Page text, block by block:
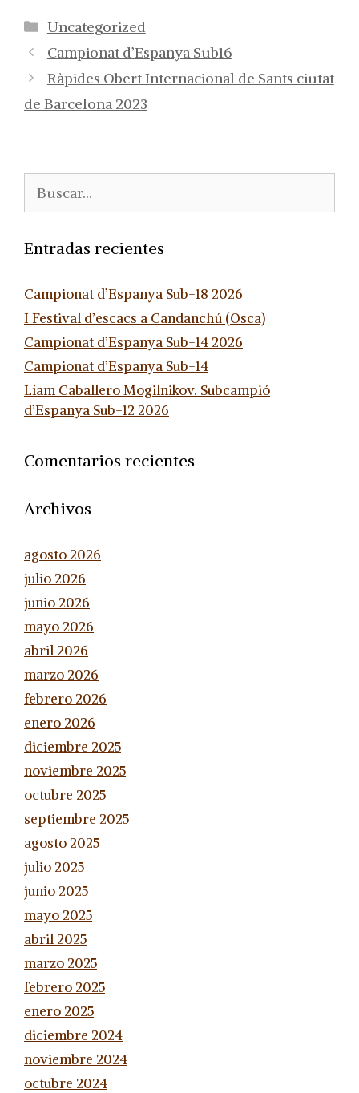
Categorías
Uncategorized
Campionat d’Espanya Sub16
Ràpides Obert Internacional de Sants ciutat
de Barcelona 2023
Entradas recientes
Campionat d’Espanya Sub-18 2026
I Festival d’escacs a Candanchú (Osca)
Campionat d’Espanya Sub-14 2026
Campionat d’Espanya Sub-14
Líam Caballero Mogilnikov. Subcampió
d’Espanya Sub-12 2026
Comentarios recientes
Archivos
agosto 2026
julio 2026
junio 2026
mayo 2026
abril 2026
marzo 2026
febrero 2026
enero 2026
diciembre 2025
noviembre 2025
octubre 2025
septiembre 2025
agosto 2025
julio 2025
junio 2025
mayo 2025
abril 2025
marzo 2025
febrero 2025
enero 2025
diciembre 2024
noviembre 2024
octubre 2024